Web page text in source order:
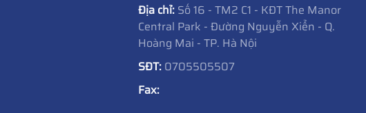
Địa chỉ: Số 16 - TM2 C1 - KĐT The Manor
Central Park - Đường Nguyễn Xiển - Q.
Hoàng Mai - TP. Hà Nội
SĐT: 0705505507
Fax: